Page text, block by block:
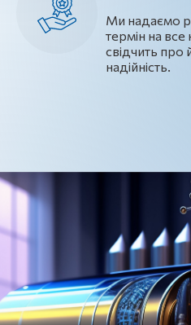
Ми надаємо
термін на
свідчить про
надійність.